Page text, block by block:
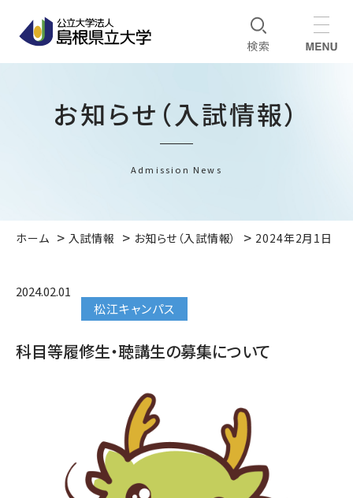
お知らせ（入試情報）
Admission News
ホーム 入試情報 お知らせ（入試情報） 2024年2月1日
2024.02.01
松江キャンパス
科目等履修生・聴講生の募集について